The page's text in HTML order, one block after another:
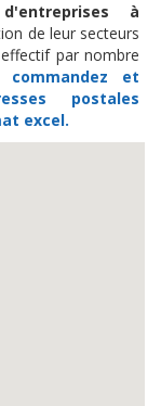
à
de leur secteurs
par nombre
commandez et
postales
excel.